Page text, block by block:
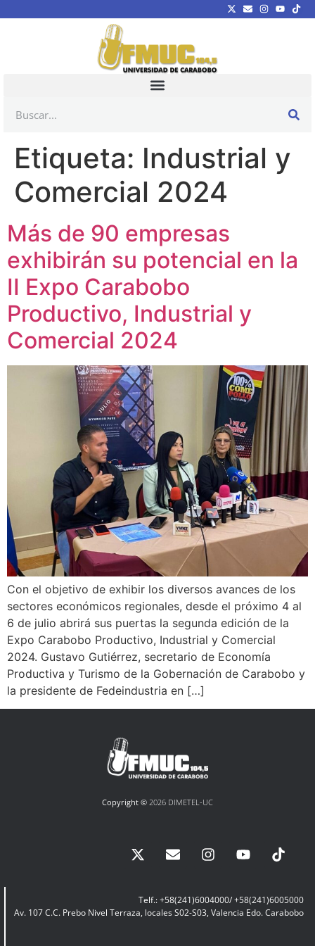
Etiqueta: Industrial y
Comercial 2024
Más de 90 empresas
exhibirán su potencial en la
II Expo Carabobo
Productivo, Industrial y
Comercial 2024
Con el objetivo de exhibir los diversos avances de los
sectores económicos regionales, desde el próximo 4 al
6 de julio abrirá sus puertas la segunda edición de la
Expo Carabobo Productivo, Industrial y Comercial
2024. Gustavo Gutiérrez, secretario de Economía
Productiva y Turismo de la Gobernación de Carabobo y
la presidente de Fedeindustria en […]
Copyright © 2026 DIMETEL-UC
Telf.: +58(241)6004000/ +58(241)6005000
Av. 107 C.C. Prebo Nivel Terraza, locales S02-S03, Valencia Edo. Carabobo